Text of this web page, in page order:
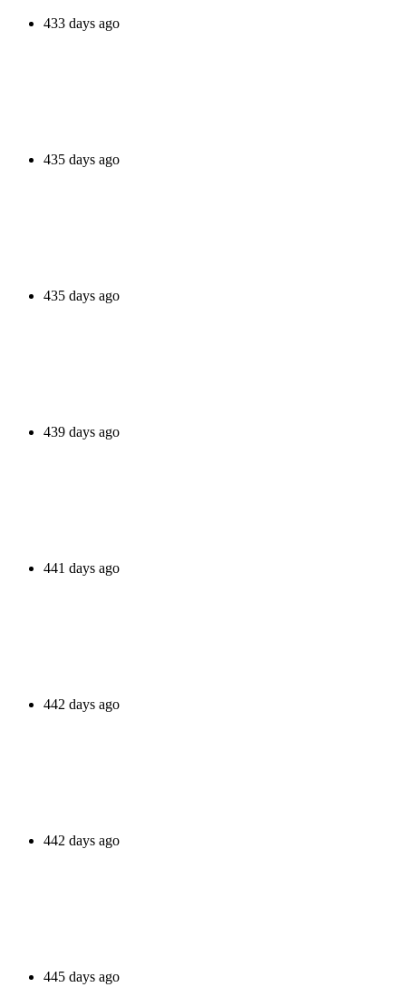
433 days ago
435 days ago
435 days ago
439 days ago
441 days ago
442 days ago
442 days ago
445 days ago